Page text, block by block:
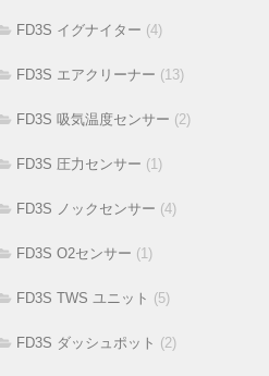
FD3S イグナイター (4)
FD3S エアクリーナー (13)
FD3S 吸気温度センサー (2)
FD3S 圧力センサー (1)
FD3S ノックセンサー (4)
FD3S O2センサー (1)
FD3S TWS ユニット (5)
FD3S ダッシュポット (2)